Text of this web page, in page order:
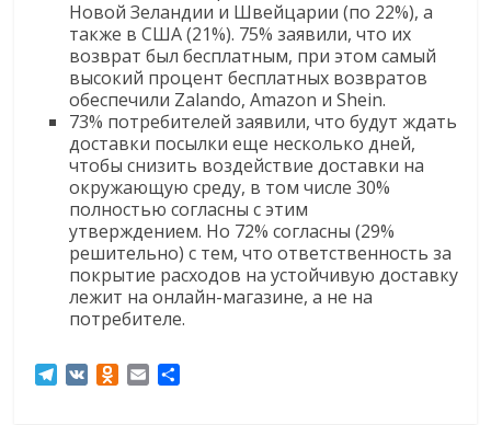
Новой Зеландии и Швейцарии (по 22%), а
также в США (21%). 75% заявили, что их
возврат был бесплатным, при этом самый
высокий процент бесплатных возвратов
обеспечили Zalando, Amazon и Shein.
73% потребителей заявили, что будут ждать
доставки посылки еще несколько дней,
чтобы снизить воздействие доставки на
окружающую среду, в том числе 30%
полностью согласны с этим
утверждением. Но 72% согласны (29%
решительно) с тем, что ответственность за
покрытие расходов на устойчивую доставку
лежит на онлайн-магазине, а не на
потребителе.
T
O